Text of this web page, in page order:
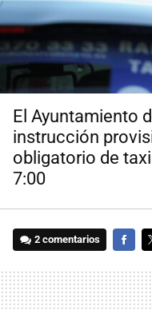
El Ayuntamiento
instrucción
obligatorio de
7:00
2 comentarios